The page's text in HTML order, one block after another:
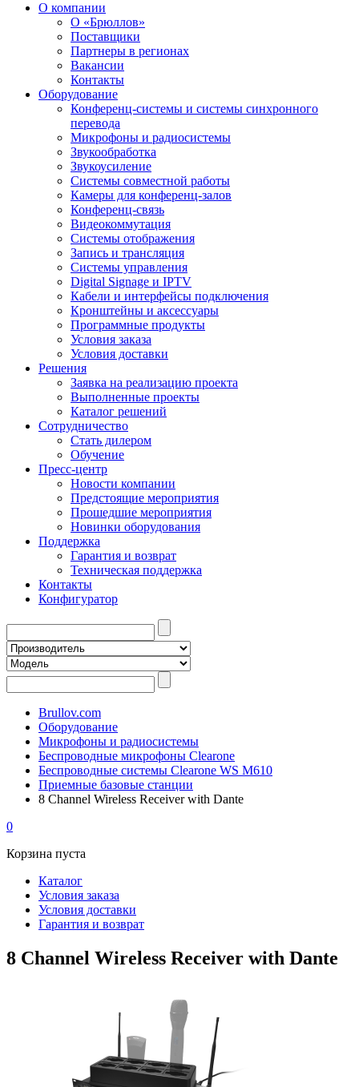
О компании
О «Брюллов»
Поставщики
Партнеры в регионах
Вакансии
Контакты
Оборудование
Конференц-системы и системы синхронного
перевода
Микрофоны и радиосистемы
Звукообработка
Звукоусиление
Системы совместной работы
Камеры для конференц-залов
Конференц-связь
Видеокоммутация
Системы отображения
Запись и трансляция
Системы управления
Digital Signage и IPTV
Кабели и интерфейсы подключения
Кронштейны и аксессуары
Программные продукты
Условия заказа
Условия доставки
Решения
Заявка на реализацию проекта
Выполненные проекты
Каталог решений
Сотрудничество
Стать дилером
Обучение
Пресс-центр
Новости компании
Предстоящие мероприятия
Прошедшие мероприятия
Новинки оборудования
Поддержка
Гарантия и возврат
Техническая поддержка
Контакты
Конфигуратор
Brullov.com
Оборудование
Микрофоны и радиосистемы
Беспроводные микрофоны Clearone
Беспроводные системы Clearone WS М610
Приемные базовые станции
8 Channel Wireless Receiver with Dante
0
Корзина пуста
Каталог
Условия заказа
Условия доставки
Гарантия и возврат
8 Channel Wireless Receiver with Dante